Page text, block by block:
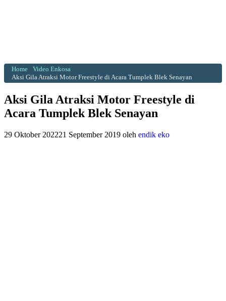
Home
Video Enkosa
Aksi Gila Atraksi Motor Freestyle di Acara Tumplek Blek Senayan
Aksi Gila Atraksi Motor Freestyle di
Acara Tumplek Blek Senayan
29 Oktober 202221 September 2019 oleh endik eko